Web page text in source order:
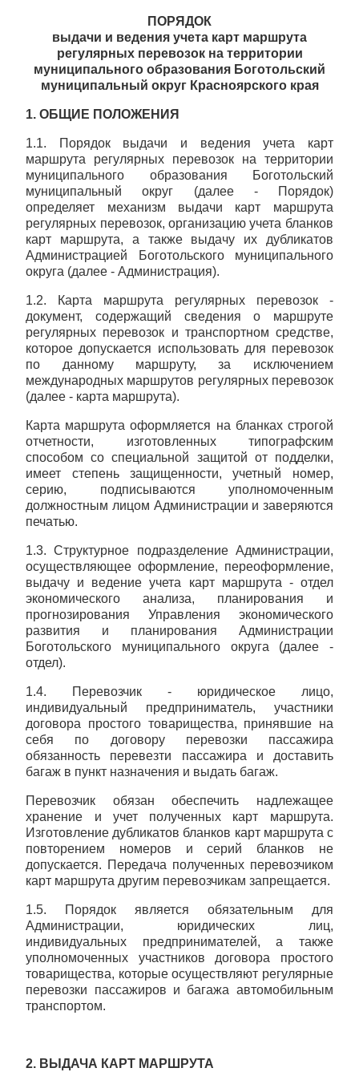
ПОРЯДОК
выдачи и ведения учета карт маршрута
регулярных перевозок на территории
муниципального образования Боготольский
муниципальный округ Красноярского края
1. ОБЩИЕ ПОЛОЖЕНИЯ
1.1. Порядок выдачи и ведения учета карт
маршрута регулярных перевозок на территории
муниципального образования Боготольский
муниципальный округ (далее - Порядок)
определяет механизм выдачи карт маршрута
регулярных перевозок, организацию учета бланков
карт маршрута, а также выдачу их дубликатов
Администрацией Боготольского муниципального
округа (далее - Администрация).
1.2. Карта маршрута регулярных перевозок -
документ, содержащий сведения о маршруте
регулярных перевозок и транспортном средстве,
которое допускается использовать для перевозок
по данному маршруту, за исключением
международных маршрутов регулярных перевозок
(далее - карта маршрута).
Карта маршрута оформляется на бланках строгой
отчетности, изготовленных типографским
способом со специальной защитой от подделки,
имеет степень защищенности, учетный номер,
серию, подписываются уполномоченным
должностным лицом Администрации и заверяются
печатью.
1.3. Структурное подразделение Администрации,
осуществляющее оформление, переоформление,
выдачу и ведение учета карт маршрута - отдел
экономического анализа, планирования и
прогнозирования Управления экономического
развития и планирования Администрации
Боготольского муниципального округа (далее -
отдел).
1.4. Перевозчик - юридическое лицо,
индивидуальный предприниматель, участники
договора простого товарищества, принявшие на
себя по договору перевозки пассажира
обязанность перевезти пассажира и доставить
багаж в пункт назначения и выдать багаж.
Перевозчик обязан обеспечить надлежащее
хранение и учет полученных карт маршрута.
Изготовление дубликатов бланков карт маршрута с
повторением номеров и серий бланков не
допускается. Передача полученных перевозчиком
карт маршрута другим перевозчикам запрещается.
1.5. Порядок является обязательным для
Администрации, юридических лиц,
индивидуальных предпринимателей, а также
уполномоченных участников договора простого
товарищества, которые осуществляют регулярные
перевозки пассажиров и багажа автомобильным
транспортом.
2. ВЫДАЧА КАРТ МАРШРУТА